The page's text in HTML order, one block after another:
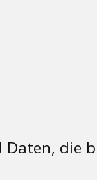
die